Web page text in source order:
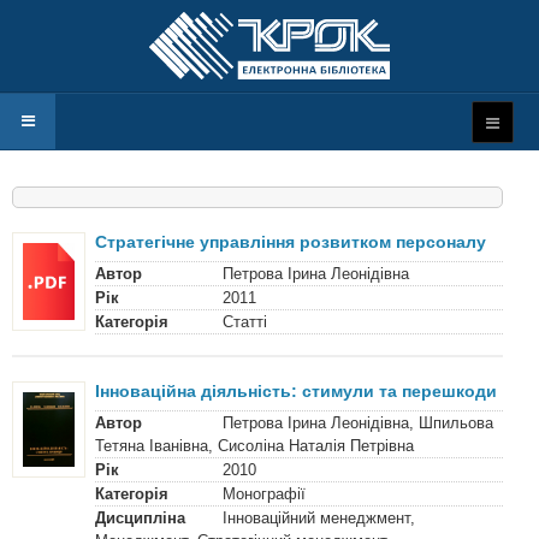
Стратегічне управління розвитком персоналу
Автор
Петрова Ірина Леонідівна
Рік
2011
Категорія
Статті
Інноваційна діяльність: стимули та перешкоди
Автор
Петрова Ірина Леонідівна, Шпильова
Тетяна Іванівна, Сисоліна Наталія Петрівна
Рік
2010
Категорія
Монографії
Дисципліна
Інноваційний менеджмент,